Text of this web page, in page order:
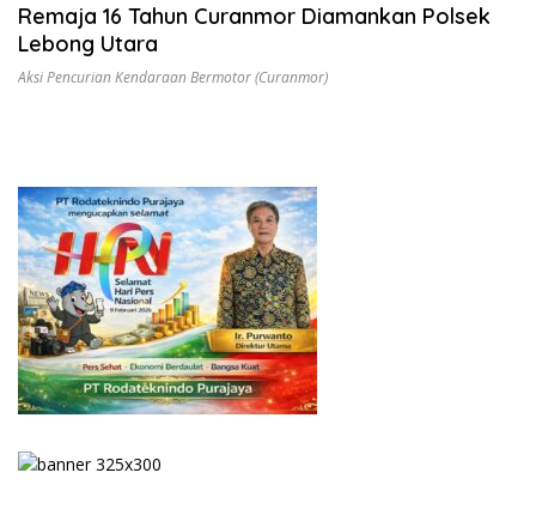
Remaja 16 Tahun Curanmor Diamankan Polsek
Lebong Utara
Aksi Pencurian Kendaraan Bermotor (Curanmor)